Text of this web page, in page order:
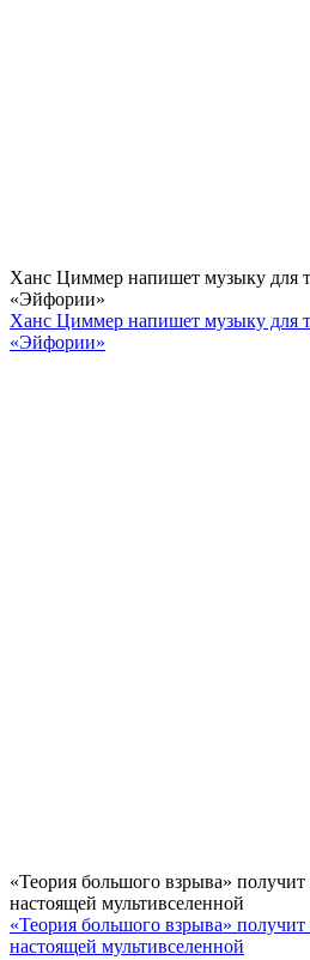
Ханс Циммер напишет музыку для
«Эйфории»
Ханс Циммер напишет музыку для
«Эйфории»
«Теория большого взрыва»
настоящей мультивселенной
«Теория большого взрыва»
настоящей мультивселенной